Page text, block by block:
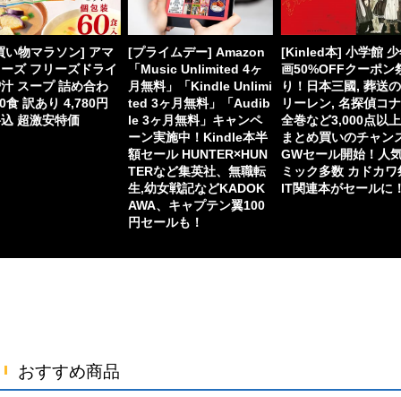
[プライムデー] Amazon
「Music Unlimited 4ヶ
月無料」「Kindle Unlimi
ted 3ヶ月無料」「Audib
le 3ヶ月無料」キャンペ
ーン実施中！Kindle本半
額セール HUNTER×HUN
TERなど集英社、無職転
生,幼女戦記などKADOK
AWA、キャプテン翼100
円セールも！
[Kinled本] 小学館 少
画50%OFFクーポン
り！日本三國, 葬送
リーレン, 名探偵コ
全巻など3,000点以
まとめ買いのチャン
GWセール開始！人
ミック多数 カドカワ
IT関連本がセールに
い物マラソン] アマ
ズ フリーズドライ
スープ 詰め合わ
食 訳あり 4,780円
超激安特価
おすすめ商品